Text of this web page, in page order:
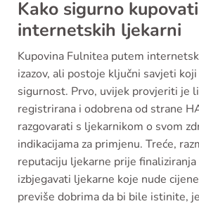
Kako sigurno
internetskih ljekarni
Kupovina Fulnitea putem
izazov, ali postoje ključni savjeti
sigurnost. Prvo, uvijek provjeriti je
registrirana i odobrena od strane
razgovarati s ljekarnikom o svom
indikacijama za primjenu. Treće,
reputaciju ljekarne prije finaliziranja
izbjegavati ljekarne koje nude
previše dobrima da bi bile istinite,